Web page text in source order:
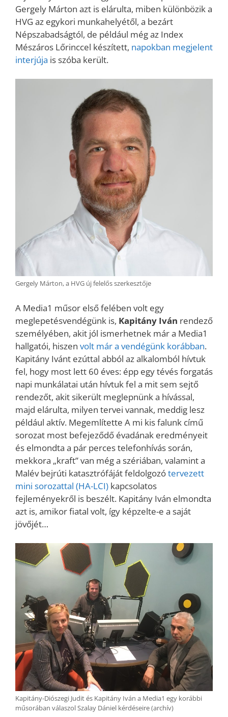
Gergely Márton azt is elárulta, miben különbözik a
HVG az egykori munkahelyétől, a bezárt
Népszabadságtól, de például még az Index
Mészáros Lőrinccel készített, napokban megjelent
interjúja is szóba került.
Gergely Márton, a HVG új felelős szerkesztője
A Media1 műsor első felében volt egy
meglepetésvendégünk is, Kapitány Iván rendező
személyében, akit jól ismerhetnek már a Media1
hallgatói, hiszen volt már a vendégünk korábban.
Kapitány Ivánt ezúttal abból az alkalomból hívtuk
fel, hogy most lett 60 éves: épp egy tévés forgatás
napi munkálatai után hívtuk fel a mit sem sejtő
rendezőt, akit sikerült meglepnünk a hívással,
majd elárulta, milyen tervei vannak, meddig lesz
például aktív. Megemlítette A mi kis falunk című
sorozat most befejeződő évadának eredményeit
és elmondta a pár perces telefonhívás során,
mekkora „kraft” van még a szériában, valamint a
Malév bejrúti katasztrófáját feldolgozótervezett
mini sorozattal (HA-LCI) kapcsolatos
fejleményekről is beszélt. Kapitány Iván elmondta
azt is, amikor fiatal volt, így képzelte-e a saját
jövőjét…
Kapitány-Diószegi Judit és Kapitány Iván a Media1 egy korábbi
műsorában válaszol Szalay Dániel kérdéseire (archív)